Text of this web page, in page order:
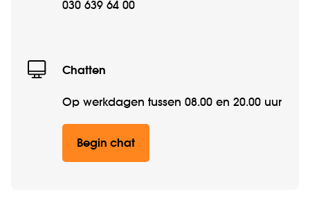
030 639 64 00
Chatten
Op werkdagen tussen 08.00 en 20.00 uur
Begin chat